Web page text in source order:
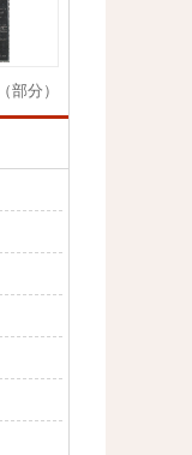
部分）